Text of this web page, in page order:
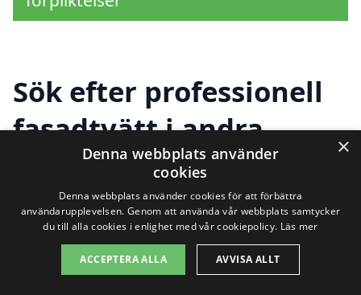
Sök efter professionell
fasadtvätt i andra
städer nära Lottefors
Att hålla fasaden på ditt hus ren och
välvårdad är viktigt för både utseende
×
Denna webbplats använder
cookies
Denna webbplats använder cookies för att förbättra
användarupplevelsen. Genom att använda vår webbplats samtycker
du till alla cookies i enlighet med vår cookiepolicy. Läs mer
ACCEPTERA ALLA AVVISA ALLT